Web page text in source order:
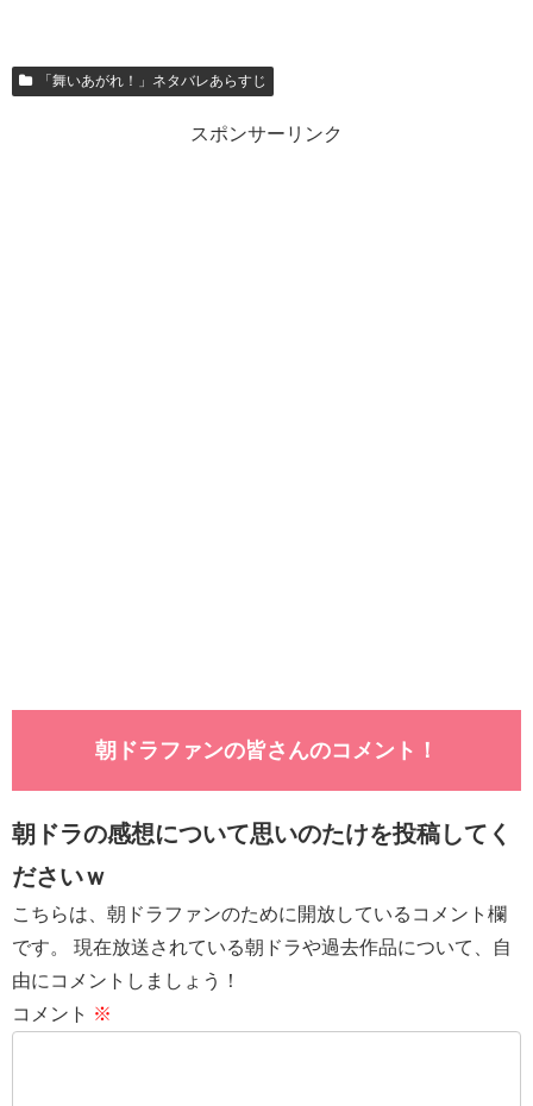
「舞いあがれ！」ネタバレあらすじ
スポンサーリンク
朝ドラファンの皆さんのコメント！
朝ドラの感想について思いのたけを投稿してく
ださいｗ
こちらは、朝ドラファンのために開放しているコメント欄
です。 現在放送されている朝ドラや過去作品について、自
由にコメントしましょう！
コメント ※